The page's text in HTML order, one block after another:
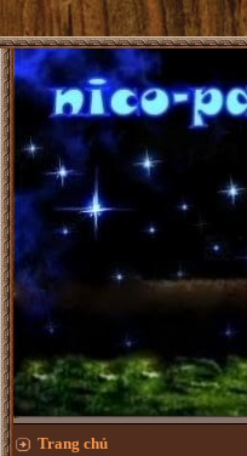
Trang chủ